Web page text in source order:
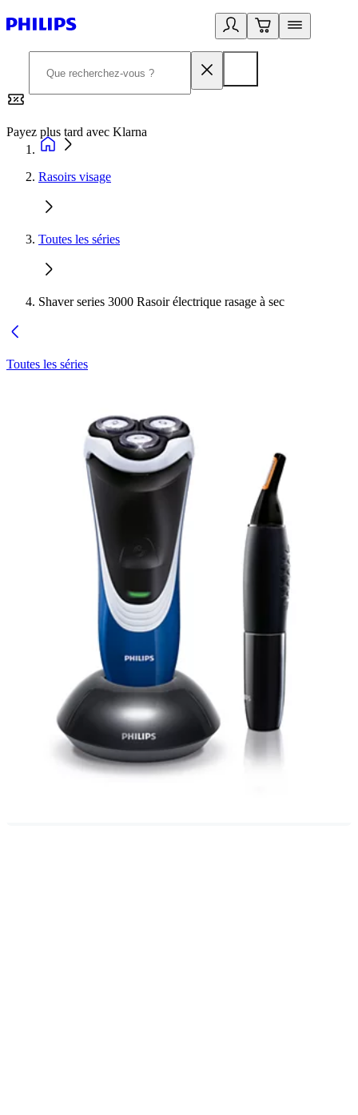
Payez plus tard avec Klarna
Rasoirs visage
Toutes les séries
Shaver series 3000 Rasoir électrique rasage à sec
Toutes les séries